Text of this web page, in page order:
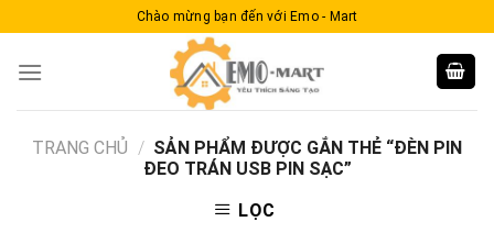
to
Chào mừng bạn đến với Emo - Mart
TRANG CHỦ / SẢN PHẨM ĐƯỢC GẮN THẺ “ĐÈN PIN
ĐEO TRÁN USB PIN SẠC”
LỌC